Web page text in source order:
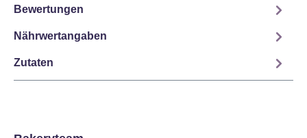
Bewertungen
Nährwertangaben
Zutaten